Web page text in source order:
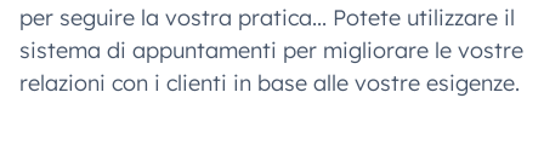
per seguire la vostra pratica... Potete utilizzare il
sistema di appuntamenti per migliorare le vostre
relazioni con i clienti in base alle vostre esigenze.